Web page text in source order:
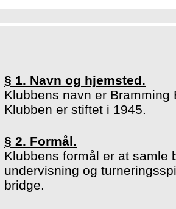
§ 1. Navn og hjemsted.
Klubbens navn er
Klubben er stiftet i 1945.
§ 2. Formål.
Klubbens formål er at
undervisning og
bridge.